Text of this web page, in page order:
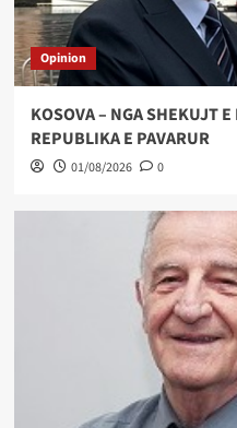
Opinion
KOSOVA – NGA SHEKUJT
REPUBLIKA E PAVARUR
01/08/2026 0